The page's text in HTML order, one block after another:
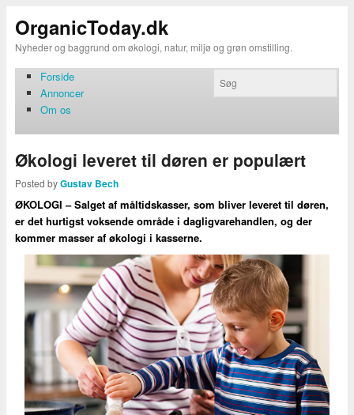
OrganicToday.dk
Nyheder og baggrund om økologi, natur, miljø og grøn omstilling.
Forside
Annoncer
Om os
Økologi leveret til døren er populært
Posted byGustav Bech
ØKOLOGI – Salget af måltidskasser, som bliver leveret til døren,
er det hurtigst voksende område i dagligvarehandlen, og der
kommer masser af økologi i kasserne.